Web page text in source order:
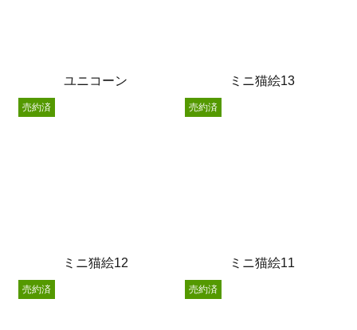
ユニコーン ミニ猫絵13
ミニ猫絵12
売約済
ミニ猫絵11
売約済
売約済 売約済